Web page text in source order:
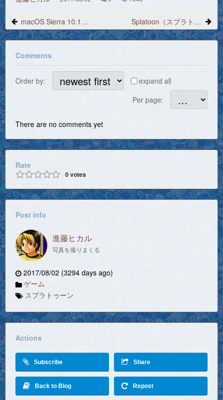
macOS Sierra 10.12.6 アップデート、正式にリリース Splatoon（スプラトゥーン）プレイ日記 2017/5/26 20:56 イカ娘
Comments
Order by:
expand all
Per page:
There are no comments yet
Rate
0votes
Post info
進藤ヒカル
写真を撮りまくる
2017/08/02 (3294 days ago)
ゲーム
スプラトゥーン
Actions
Subscribe Share
Back to Blog Repost